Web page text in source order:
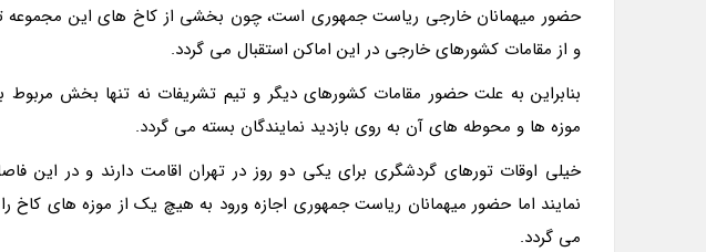
حضور میهمانان خارجی ریاست جمهوری است، چون بخشی از کاخ های این مجموعه
و از مقامات کشورهای خارجی در این اماکن استقبال می گردد.
بنابراین به علت حضور مقامات کشورهای دیگر و تیم تشریفات نه تنها بخش
موزه ها و محوطه های آن به روی بازدید نمایندگان بسته می گردد.
خیلی اوقات تورهای گردشگری برای یکی دو روز در تهران اقامت دارند و در این
نمایند اما حضور میهمانان ریاست جمهوری اجازه ورود به هیچ یک از موزه های کاخ را
می گردد.